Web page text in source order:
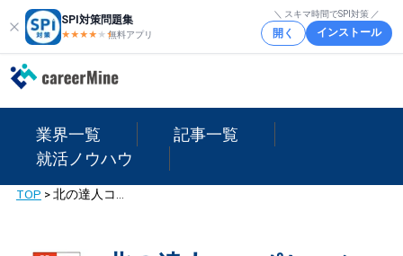
SPI対策問題集
★★★★ ★★
無料アプリ
＼ スキマ時間でSPI対策 ／
開く インストール
業界一覧
記事一覧
就活ノウハウ
TOP >